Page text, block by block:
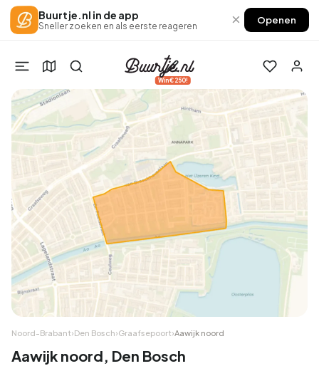
Buurtje.nl in de app
Sneller zoeken en als eerste reageren × Openen
Win €250!
Noord-Brabant›Den Bosch›Graafsepoort›Aawijk noord
Aawijk noord, Den Bosch